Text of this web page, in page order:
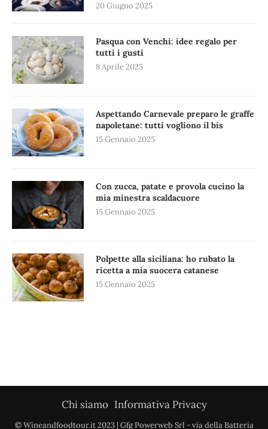
20 Giugno 2025
Pasqua con Venchi: idee regalo per
tutti i gusti
8 Aprile 2025
Aspettando Carnevale preparo le graffe
napoletane: tutti vogliono il bis
15 Gennaio 2025
Con zucca, patate e provola cucino la
mia minestra scaldacuore
15 Gennaio 2025
Polpette alla siciliana: ho rubato la
ricetta a mia suocera catanese
15 Gennaio 2025
Chi siamo Informativa Privacy
© Wineandfoodtour.it 2023 | Gfg Powerweb Srl - via della Batteria